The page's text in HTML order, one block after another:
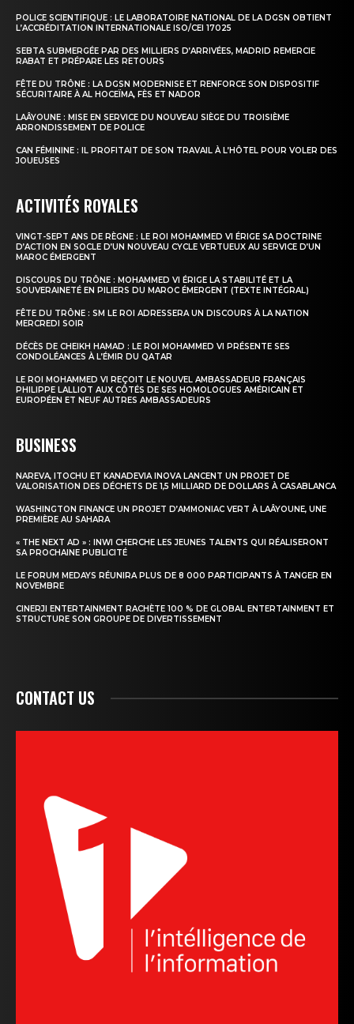
POLICE SCIENTIFIQUE : LE LABORATOIRE NATIONAL DE LA DGSN OBTIENT
L’ACCRÉDITATION INTERNATIONALE ISO/CEI 17025
SEBTA SUBMERGÉE PAR DES MILLIERS D’ARRIVÉES, MADRID REMERCIE
RABAT ET PRÉPARE LES RETOURS
FÊTE DU TRÔNE : LA DGSN MODERNISE ET RENFORCE SON DISPOSITIF
SÉCURITAIRE À AL HOCEÏMA, FÈS ET NADOR
LAÂYOUNE : MISE EN SERVICE DU NOUVEAU SIÈGE DU TROISIÈME
ARRONDISSEMENT DE POLICE
CAN FÉMININE : IL PROFITAIT DE SON TRAVAIL À L’HÔTEL POUR VOLER DES
JOUEUSES
ACTIVITÉS ROYALES
VINGT-SEPT ANS DE RÈGNE : LE ROI MOHAMMED VI ÉRIGE SA DOCTRINE
D’ACTION EN SOCLE D’UN NOUVEAU CYCLE VERTUEUX AU SERVICE D’UN
MAROC ÉMERGENT
DISCOURS DU TRÔNE : MOHAMMED VI ÉRIGE LA STABILITÉ ET LA
SOUVERAINETÉ EN PILIERS DU MAROC ÉMERGENT (TEXTE INTÉGRAL)
FÊTE DU TRÔNE : SM LE ROI ADRESSERA UN DISCOURS À LA NATION
MERCREDI SOIR
DÉCÈS DE CHEIKH HAMAD : LE ROI MOHAMMED VI PRÉSENTE SES
CONDOLÉANCES À L’ÉMIR DU QATAR
LE ROI MOHAMMED VI REÇOIT LE NOUVEL AMBASSADEUR FRANÇAIS
PHILIPPE LALLIOT AUX CÔTÉS DE SES HOMOLOGUES AMÉRICAIN ET
EUROPÉEN ET NEUF AUTRES AMBASSADEURS
BUSINESS
NAREVA, ITOCHU ET KANADEVIA INOVA LANCENT UN PROJET DE
VALORISATION DES DÉCHETS DE 1,5 MILLIARD DE DOLLARS À CASABLANCA
WASHINGTON FINANCE UN PROJET D’AMMONIAC VERT À LAÂYOUNE, UNE
PREMIÈRE AU SAHARA
« THE NEXT AD » : INWI CHERCHE LES JEUNES TALENTS QUI RÉALISERONT
SA PROCHAINE PUBLICITÉ
LE FORUM MEDAYS RÉUNIRA PLUS DE 8 000 PARTICIPANTS À TANGER EN
NOVEMBRE
CINERJI ENTERTAINMENT RACHÈTE 100 % DE GLOBAL ENTERTAINMENT ET
STRUCTURE SON GROUPE DE DIVERTISSEMENT
CONTACT US